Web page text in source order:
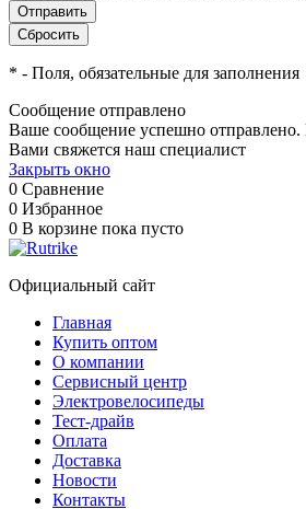
* - Поля, обязательные для заполнения
Сообщение отправлено
Ваше сообщение успешно
Вами свяжется наш специалист
Закрыть окно
0 Сравнение
0 Избранное
0 В корзине пока пусто
Официальный сайт
Главная
Купить оптом
О компании
Сервисный центр
Электровелосипеды
Тест-драйв
Оплата
Доставка
Новости
Контакты